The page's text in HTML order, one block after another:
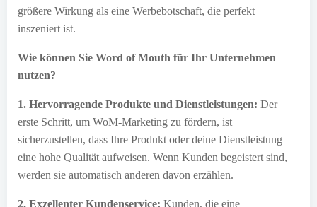
größere Wirkung als eine Werbebotschaft, die perfekt
inszeniert ist.
Wie können Sie Word of Mouth für Ihr Unternehmen
nutzen?
1. Hervorragende Produkte und Dienstleistungen: Der
erste Schritt, um WoM-Marketing zu fördern, ist
sicherzustellen, dass Ihre Produkt oder deine Dienstleistung
eine hohe Qualität aufweisen. Wenn Kunden begeistert sind,
werden sie automatisch anderen davon erzählen.
2. Exzellenter Kundenservice: Kunden, die eine